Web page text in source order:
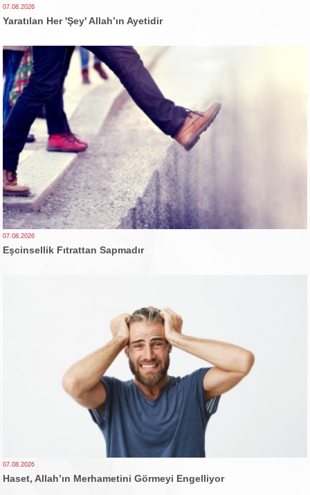
07.08.2026
Yaratılan Her 'Şey' Allah’ın Ayetidir
07.08.2026
Eşcinsellik Fıtrattan Sapmadır
07.08.2026
Haset, Allah’ın Merhametini Görmeyi Engelliyor